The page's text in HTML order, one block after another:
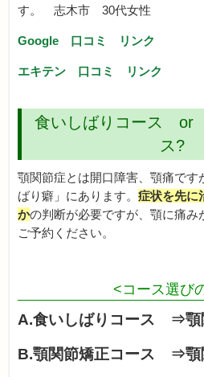
す。 志木市 30代女性
Google 口コミ リンク
エキテン 口コミ リンク
食いしばりコース or
ス?
顎関節症とは開口障害、顎痛です
ばり癖」にあります。症状を先に
かの判断が必要ですが、顎に痛み
ご予約ください。
<コース選び
A.食いしばりコース ⇒顎
B.顎関節矯正コース ⇒顎